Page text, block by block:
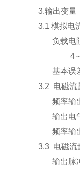
3.输出变量
3.1 模拟电
负载电阻
4～
基本误差
3.2 电磁流
频率输出
输出电气
频率输出
3.3 电磁流
输出脉冲